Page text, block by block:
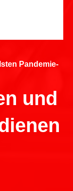
Pandemie-
und